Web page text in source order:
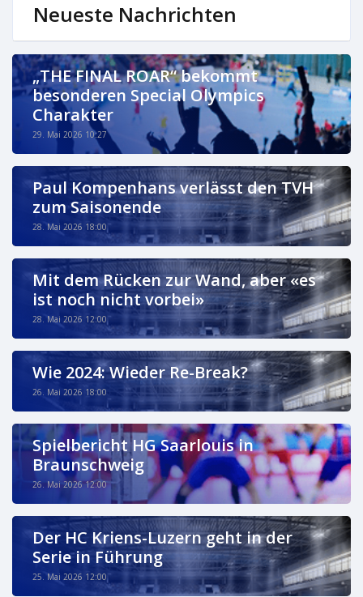
Neueste Nachrichten
„THE FINAL ROAR“ bekommt
besonderen Special Olympics
Charakter
29. Mai 2026 10:27
Paul Kompenhans verlässt den TVH
zum Saisonende
28. Mai 2026 18:00
Mit dem Rücken zur Wand, aber «es
ist noch nicht vorbei»
28. Mai 2026 12:00
Wie 2024: Wieder Re-Break?
26. Mai 2026 18:00
Spielbericht HG Saarlouis in
Braunschweig
26. Mai 2026 12:00
Der HC Kriens-Luzern geht in der
Serie in Führung
25. Mai 2026 12:00